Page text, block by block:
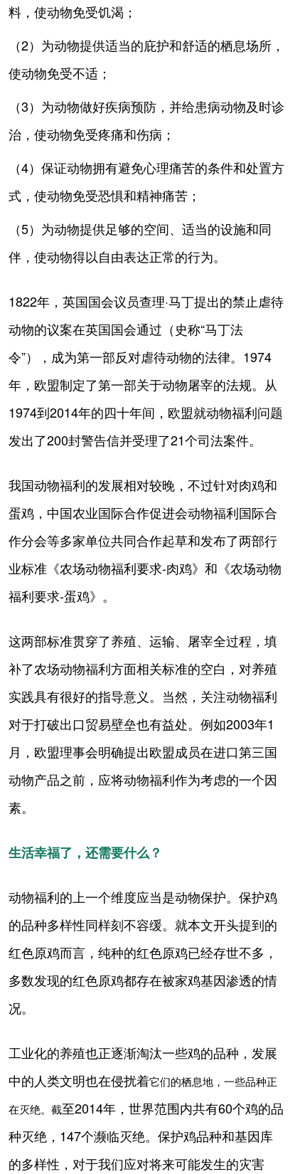
料，使动物免受饥渴；
（2）为动物提供适当的庇护和舒适的栖息场所，
使动物免受不适；
（3）为动物做好疾病预防，并给患病动物及时诊
治，使动物免受疼痛和伤病；
（4）保证动物拥有避免心理痛苦的条件和处置方
式，使动物免受恐惧和精神痛苦；
（5）为动物提供足够的空间、适当的设施和同
伴，使动物得以自由表达正常的行为。
1822年，英国国会议员查理·马丁提出的禁止虐待
动物的议案在英国国会通过（史称“马丁法
令”），成为第一部反对虐待动物的法律。1974
年，欧盟制定了第一部关于动物屠宰的法规。从
1974到2014年的四十年间，欧盟就动物福利问题
发出了200封警告信并受理了21个司法案件。
我国动物福利的发展相对较晚，不过针对肉鸡和
蛋鸡，中国农业国际合作促进会动物福利国际合
作分会等多家单位共同合作起草和发布了两部行
业标准《农场动物福利要求-肉鸡》和《农场动物
福利要求-蛋鸡》。
这两部标准贯穿了养殖、运输、屠宰全过程，填
补了农场动物福利方面相关标准的空白，对养殖
实践具有很好的指导意义。当然，关注动物福利
对于打破出口贸易壁垒也有益处。例如2003年1
月，欧盟理事会明确提出欧盟成员在进口第三国
动物产品之前，应将动物福利作为考虑的一个因
素。
生活幸福了，还需要什么？
动物福利的上一个维度应当是动物保护。保护鸡
的品种多样性同样刻不容缓。就本文开头提到的
红色原鸡而言，纯种的红色原鸡已经存世不多，
多数发现的红色原鸡都存在被家鸡基因渗透的情
况。
工业化的养殖也正逐渐淘汰一些鸡的品种，发展
中的人类文明也在侵扰着它们的栖息地，一些品种正
在灭绝。截至2014年，世界范围内共有60个鸡的品
种灭绝，147个濒临灭绝。保护鸡品种和基因库
的多样性，对于我们应对将来可能发生的灾害